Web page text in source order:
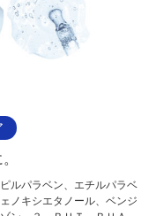
ルパラベン、エチルパラベ
ノキシエタノール、ベンジ